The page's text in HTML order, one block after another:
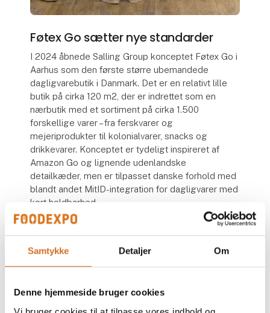
Samtykke Detaljer Om
Denne hjemmeside bruger cookies
Føtex Go sætter nye standarder
I 2024 åbnede Salling Group konceptet Føtex Go i
Aarhus som den første større ubemandede
dagligvarebutik i Danmark. Det er en relativt lille
butik på cirka 120 m2, der er indrettet som en
nærbutik med et sortiment på cirka 1.500
forskellige varer – fra ferskvarer og
mejeriprodukter til kolonialvarer, snacks og
drikkevarer. Konceptet er tydeligt inspireret af
Amazon Go og lignende udenlandske
detailkæder, men er tilpasset danske forhold med
blandt andet MitID-integration for dagligvarer med
kort holdbarhed.
For at få adgang til butikken skal man scanne sit
betalingen og åbner døren, da butikken altid er
aflåst for tilfældige forbipasserende. Når først
fra hylderne og lægge dem i sin pose. Et stort
antal kameraer i loftet kan via kunstig intelligens